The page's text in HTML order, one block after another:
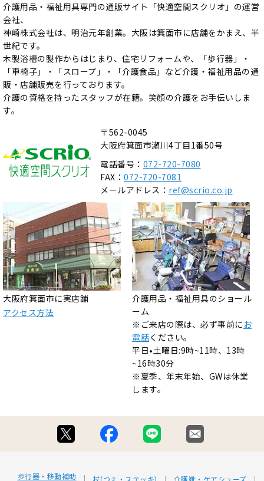
介護用品・福祉用具専門の通販サイト「快適空間スクリオ」の運営
会社、
神崎株式会社は、明治元年創業。大阪は箕面市に店舗をかまえ、半
世紀です。
木製浴槽の製作からはじまり、住宅リフォームや、「歩行器」・
「車椅子」・「スロープ」・「介護食品」など介護・福祉用品の通
販・店舗販売を行っております。
介護の資格を持ったスタッフが在籍。笑顔の介護をお手伝いしま
す。
〒562-0045
大阪府箕面市瀬川4丁目1番50号
電話番号： 072-720-7080
FAX： 072-720-7081
メールアドレス： ref@scrio.co.jp
大阪府箕面市に実店舗
アクセス方法
介護用品・福祉用具のショール
ーム
※ご来店の際は、必ず事前に お
電話ください。
平日•土曜日:9時~11時、13時
~16時30分
※夏季、年末年始、GWは休業
します。
歩行器・移動補助